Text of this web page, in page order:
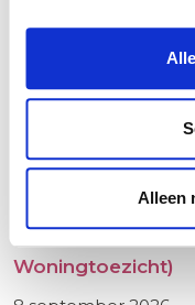
Alleen
Basiscursus
ABW1
Woningtoezicht)